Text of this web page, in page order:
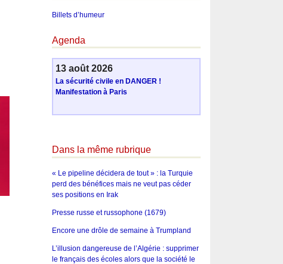
Billets d’humeur
Agenda
13 août 2026
La sécurité civile en DANGER !
Manifestation à Paris
Dans la même rubrique
« Le pipeline décidera de tout » : la Turquie
perd des bénéfices mais ne veut pas céder
ses positions en Irak
Presse russe et russophone (1679)
Encore une drôle de semaine à Trumpland
L’illusion dangereuse de l’Algérie : supprimer
le français des écoles alors que la société le